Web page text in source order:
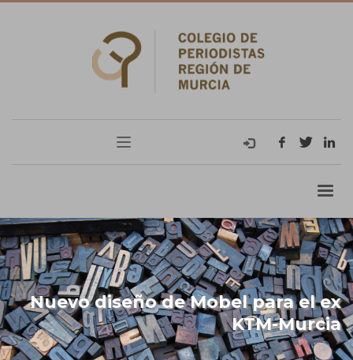
Nuevo diseño de Mobel para el ex
KTM-Murcia